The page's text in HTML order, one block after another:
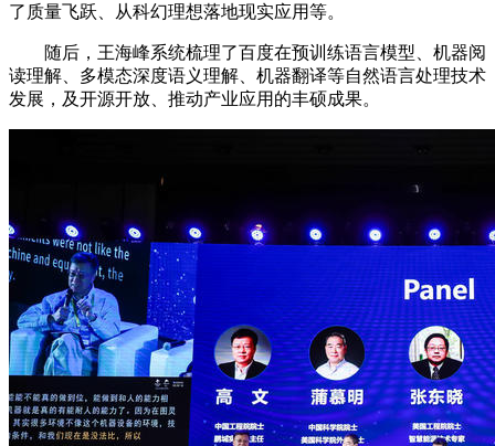
了质量飞跃、从科幻理想落地现实应用等。
随后，王海峰系统梳理了百度在预训练语言模型、机器阅
读理解、多模态深度语义理解、机器翻译等自然语言处理技术
发展，及开源开放、推动产业应用的丰硕成果。